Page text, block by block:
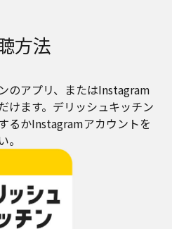
方法
のアプリ、またはInstagram
けます。デリッシュキッチン
るかInstagramアカウントを